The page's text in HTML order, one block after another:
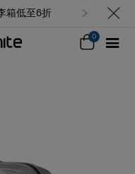
箱低至6折
0